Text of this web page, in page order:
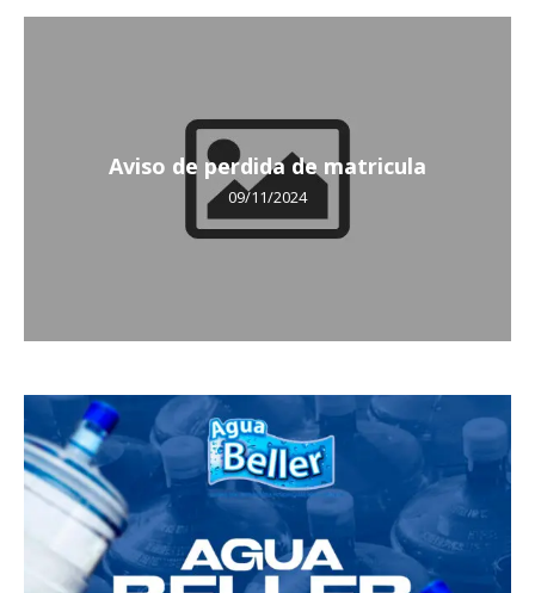
Aviso de perdida de matricula
09/11/2024